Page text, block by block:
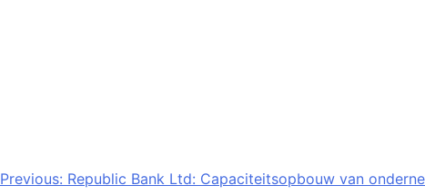
Bericht
Previous: Republic Bank Ltd: Capaciteitsopbouw van